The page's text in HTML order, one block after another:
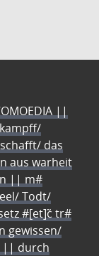
||
das
aus warheit
|| m#
Todt/
#[et]c̃ tr#
gewissen/
|| durch